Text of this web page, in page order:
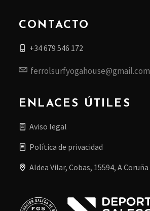
CONTACTO
+34 679 546 172
ferrolsurfyogahouse@gmail.com
ENLACES ÚTILES
Aviso legal
Política de privacidad
Aldea Vilar, Cobas, 15594, A Coruña